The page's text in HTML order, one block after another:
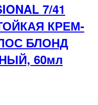
7/41
КРЕМ-
БЛОНД
60мл